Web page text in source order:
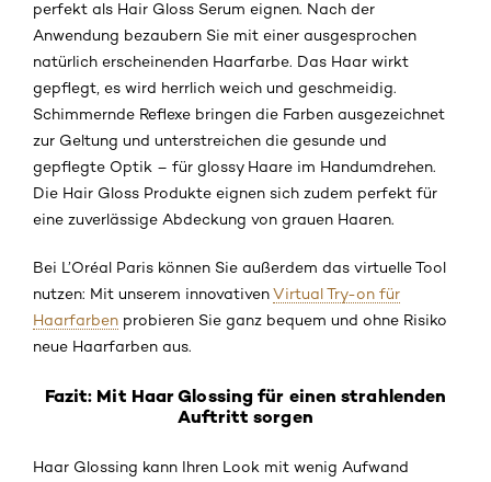
perfekt als Hair Gloss Serum eignen. Nach der
Anwendung bezaubern Sie mit einer ausgesprochen
natürlich erscheinenden Haarfarbe. Das Haar wirkt
gepflegt, es wird herrlich weich und geschmeidig.
Schimmernde Reflexe bringen die Farben ausgezeichnet
zur Geltung und unterstreichen die gesunde und
gepflegte Optik – für glossy Haare im Handumdrehen.
Die Hair Gloss Produkte eignen sich zudem perfekt für
eine zuverlässige Abdeckung von grauen Haaren.
Bei L’Oréal Paris können Sie außerdem das virtuelle Tool
nutzen: Mit unserem innovativenVirtual Try-on für
Haarfarben probieren Sie ganz bequem und ohne Risiko
neue Haarfarben aus.
Fazit: Mit Haar Glossing für einen strahlenden
Auftritt sorgen
Haar Glossing kann Ihren Look mit wenig Aufwand